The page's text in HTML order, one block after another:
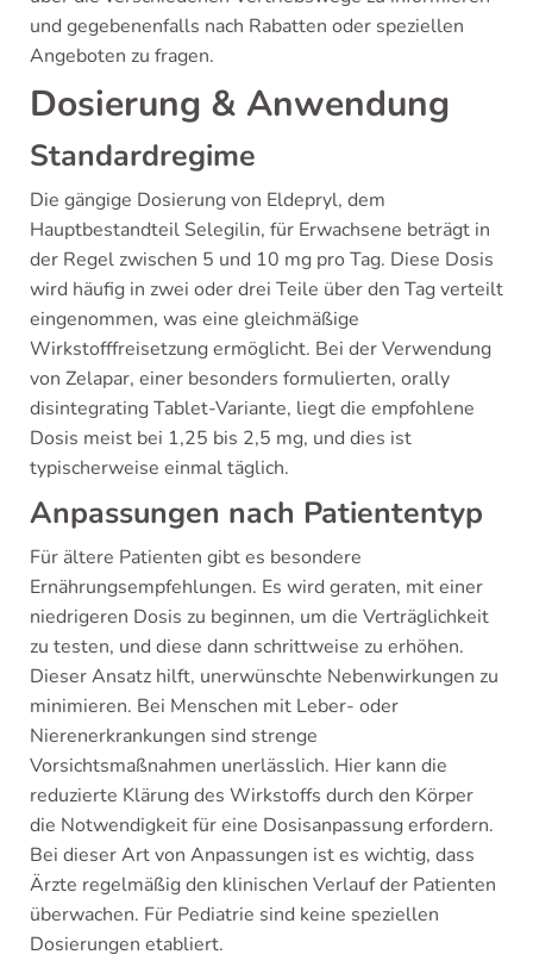
und gegebenenfalls nach Rabatten oder speziellen
Angeboten zu fragen.
Dosierung & Anwendung
Standardregime
Die gängige Dosierung von Eldepryl, dem
Hauptbestandteil Selegilin, für Erwachsene beträgt in
der Regel zwischen 5 und 10 mg pro Tag. Diese Dosis
wird häufig in zwei oder drei Teile über den Tag verteilt
eingenommen, was eine gleichmäßige
Wirkstofffreisetzung ermöglicht. Bei der Verwendung
von Zelapar, einer besonders formulierten, orally
disintegrating Tablet-Variante, liegt die empfohlene
Dosis meist bei 1,25 bis 2,5 mg, und dies ist
typischerweise einmal täglich.
Anpassungen nach Patiententyp
Für ältere Patienten gibt es besondere
Ernährungsempfehlungen. Es wird geraten, mit einer
niedrigeren Dosis zu beginnen, um die Verträglichkeit
zu testen, und diese dann schrittweise zu erhöhen.
Dieser Ansatz hilft, unerwünschte Nebenwirkungen zu
minimieren. Bei Menschen mit Leber- oder
Nierenerkrankungen sind strenge
Vorsichtsmaßnahmen unerlässlich. Hier kann die
reduzierte Klärung des Wirkstoffs durch den Körper
die Notwendigkeit für eine Dosisanpassung erfordern.
Bei dieser Art von Anpassungen ist es wichtig, dass
Ärzte regelmäßig den klinischen Verlauf der Patienten
überwachen. Für Pediatrie sind keine speziellen
Dosierungen etabliert.